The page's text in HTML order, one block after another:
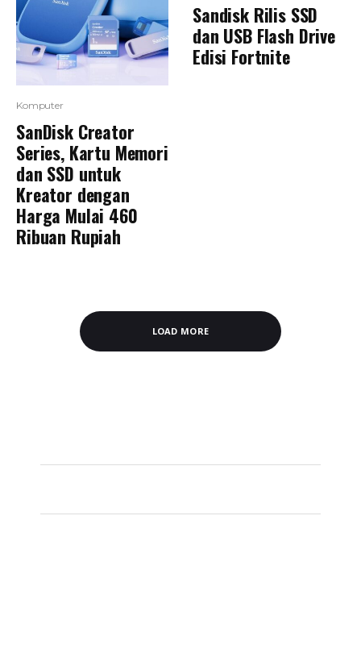
Komputer
SanDisk Creator
Series, Kartu Memori
dan SSD untuk
Kreator dengan
Harga Mulai 460
Ribuan Rupiah
Sandisk Rilis SSD
dan USB Flash Drive
Edisi Fortnite
LOAD MORE